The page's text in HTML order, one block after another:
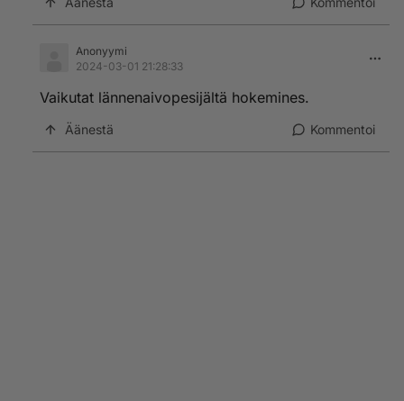
Anonyymi
2024-03-01 21:28:33
Vaikutat lännenaivopesijältä hokemines.
Äänestä Kommentoi